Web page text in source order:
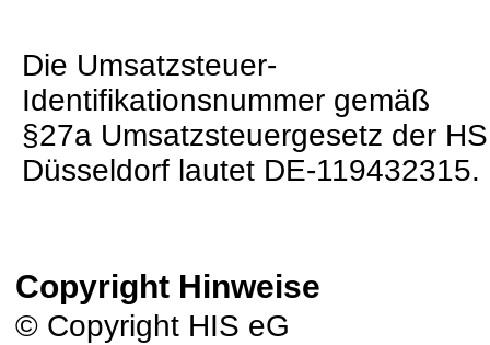
Die Umsatzsteuer-
Identifikationsnummer gemäß
§27a Umsatzsteuergesetz der HS
Düsseldorf lautet DE-119432315.
Copyright Hinweise
© Copyright HIS eG